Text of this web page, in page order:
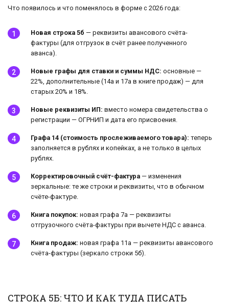
Что появилось и что поменялось в форме с 2026 года:
Новая строка 5б — реквизиты авансового счёта-
фактуры (для отгрузок в счёт ранее полученного
аванса).
Новые графы для ставки и суммы НДС: основные —
22%, дополнительные (14а и 17а в книге продаж) — для
старых 20% и 18%.
Новые реквизиты ИП: вместо номера свидетельства о
регистрации — ОГРНИП и дата его присвоения.
Графа 14 (стоимость прослеживаемого товара): теперь
заполняется в рублях и копейках, а не только в целых
рублях.
Корректировочный счёт-фактура — изменения
зеркальные: те же строки и реквизиты, что в обычном
счёте-фактуре.
Книга покупок: новая графа 7а — реквизиты
отгрузочного счёта-фактуры при вычете НДС с аванса.
Книга продаж: новая графа 11а — реквизиты авансового
счёта-фактуры (зеркало строки 5б).
СТРОКА 5Б: ЧТО И КАК ТУДА ПИСАТЬ